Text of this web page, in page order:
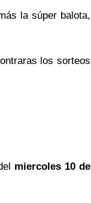
la súper balota,
los sorteos
miercoles 10 de